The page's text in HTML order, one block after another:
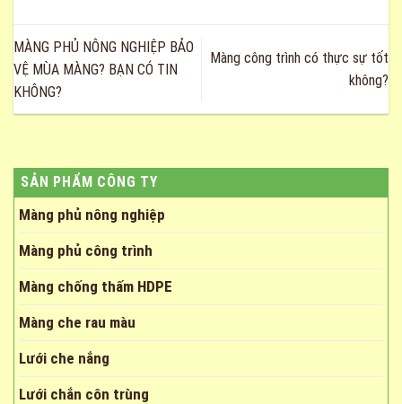
MÀNG PHỦ NÔNG NGHIỆP BẢO
VỆ MÙA MÀNG? BẠN CÓ TIN
KHÔNG?
Màng công trình có thực sự tốt
không?
SẢN PHẨM CÔNG TY
Màng phủ nông nghiệp
Màng phủ công trình
Màng chống thấm HDPE
Màng che rau màu
Lưới che nắng
Lưới chắn côn trùng